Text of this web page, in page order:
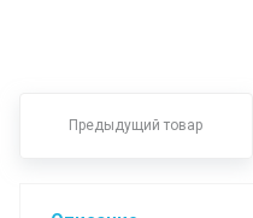
Предыдущий товар